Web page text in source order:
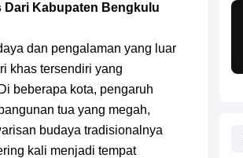
Di Samudra Hindia
Ribet Sama Sekali
Jawab Penjara Udon
Dari Kabupaten Bengkulu
dan pengalaman yang luar
khas tersendiri yang
beberapa kota, pengaruh
tua yang megah,
budaya tradisionalnya
kali menjadi tempat